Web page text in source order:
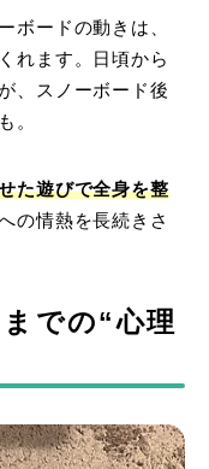
ボードの動きは、
れます。日頃から
、スノーボード後
。
た遊びで全身を整
の情熱を長続きさ
での“心理